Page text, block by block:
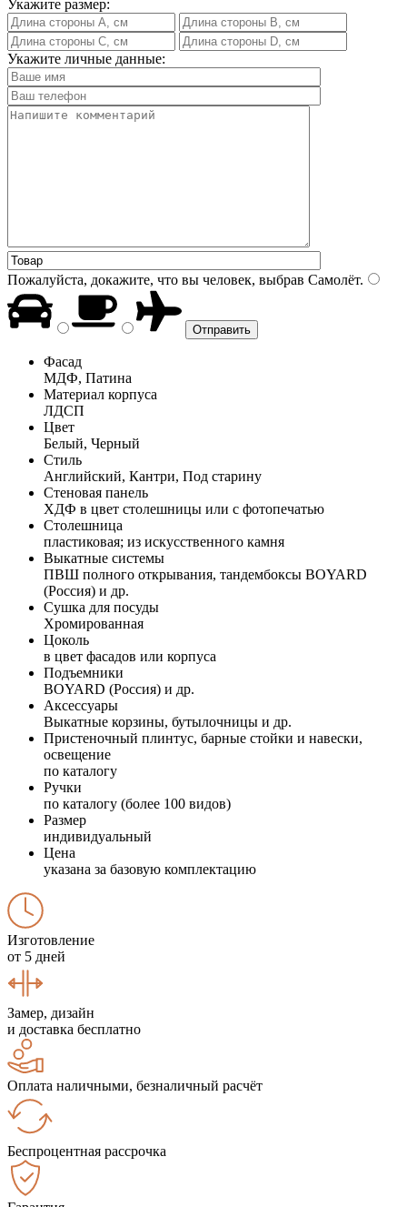
Укажите размер:
Укажите личные данные:
Пожалуйста, докажите, что вы человек, выбрав Самолёт.
Фасад
МДФ, Патина
Материал корпуса
ЛДСП
Цвет
Белый, Черный
Стиль
Английский, Кантри, Под старину
Стеновая панель
ХДФ в цвет столешницы или с фотопечатью
Столешница
пластиковая; из искусственного камня
Выкатные системы
ПВШ полного открывания, тандембоксы BOYARD
(Россия) и др.
Сушка для посуды
Хромированная
Цоколь
в цвет фасадов или корпуса
Подъемники
BOYARD (Россия) и др.
Аксессуары
Выкатные корзины, бутылочницы и др.
Пристеночный плинтус, барные стойки и навески,
освещение
по каталогу
Ручки
по каталогу (более 100 видов)
Размер
индивидуальный
Цена
указана за базовую комплектацию
Изготовление
от 5 дней
Замер, дизайн
и доставка бесплатно
Оплата наличными, безналичный расчёт
Беспроцентная рассрочка